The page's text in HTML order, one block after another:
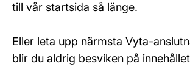
till vår startsida så länge.
Eller leta upp närmsta Vyta-
blir du aldrig besviken på